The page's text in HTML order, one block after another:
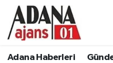
Adana Haberleri
Adana Haberleri
Adana Nöbetçi